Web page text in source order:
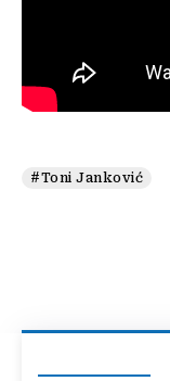
#Toni Janković